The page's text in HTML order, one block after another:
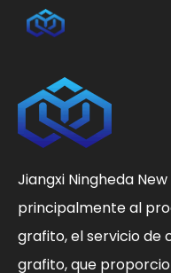
Jiangxi Ningheda
principalmente al
grafito, el servicio de
grafito, que